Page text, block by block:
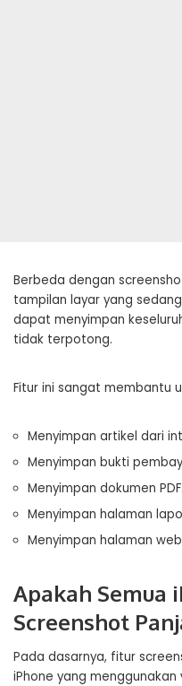
Berbeda dengan
tampilan layar yang
dapat menyimpan
tidak terpotong.
Fitur ini sangat membantu
Menyimpan artikel dari
Menyimpan bukti
Menyimpan dokumen PDF.
Menyimpan halaman
Menyimpan halaman
Apakah Semua
Screenshot
Pada dasarnya, fitur
iPhone yang menggunakan